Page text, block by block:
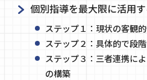
個別指導を最大限に活用
ステップ１：現状の客観
ステップ２：具体的で段
ステップ３：三者連携に
の構築